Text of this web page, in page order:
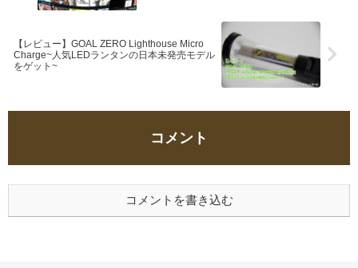
【レビュー】GOAL ZERO Lighthouse Micro
Charge~人気LEDランタンの日本未発売モデル
をゲット~
コメント
コメントを書き込む